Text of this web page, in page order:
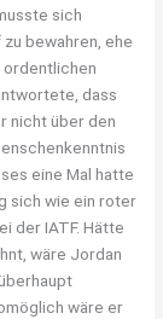
sich
bewahren, ehe
ordentlichen
dass
nicht über den
eine Mal hatte
sich wie ein roter
der IATF. Hätte
wäre Jordan
wäre er